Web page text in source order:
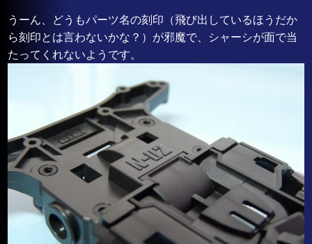
うーん、どうもパーツ名の刻印（飛び出しているほうだか
ら刻印とは言わないかな？）が邪魔で、シャーシが面で当
たってくれないようです。